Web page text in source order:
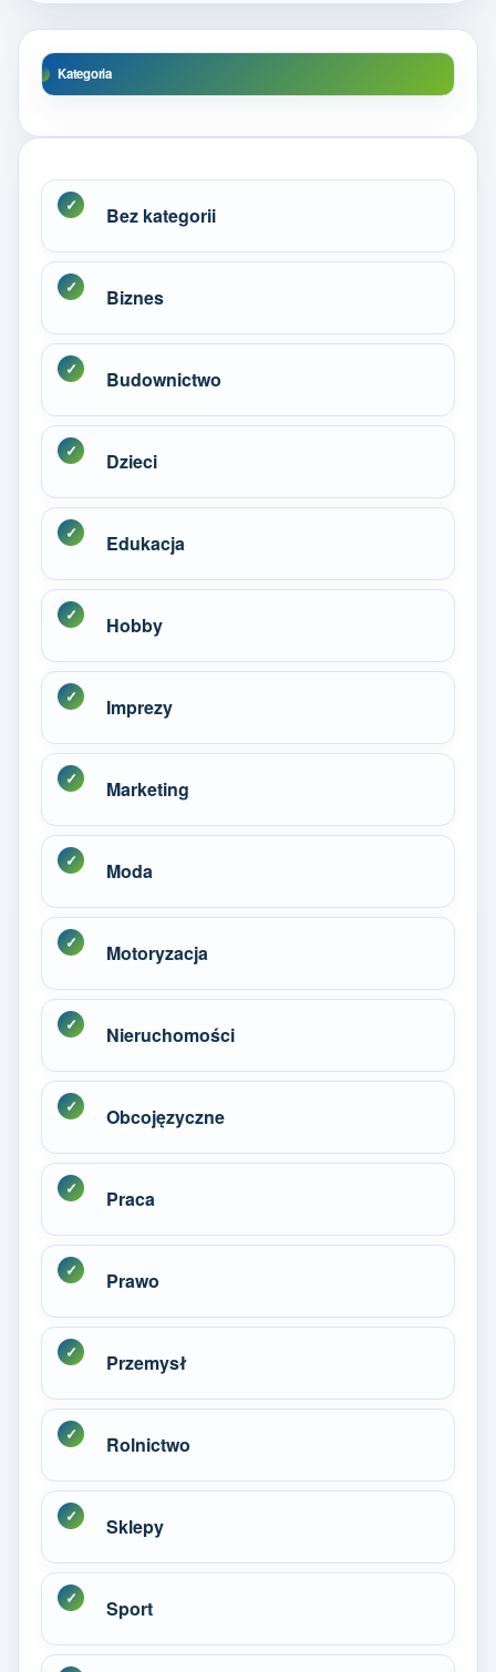
Kategoria
Bez kategorii
Biznes
Budownictwo
Dzieci
Edukacja
Hobby
Imprezy
Marketing
Moda
Motoryzacja
Nieruchomości
Obcojęzyczne
Praca
Prawo
Przemysł
Rolnictwo
Sklepy
Sport